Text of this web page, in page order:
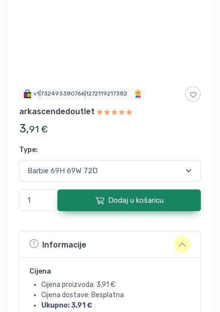
v1|732493380766|1272119217382
arkascendedoutlet
3,91 €
Type:
Dodaj u košaricu
Informacije
Cijena
Cijena proizvoda: 3,91 €
Cijena dostave: Besplatna
Ukupno:3,91 €